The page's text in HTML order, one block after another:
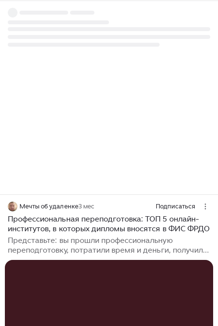
Мечты об удаленке3 мес Подписаться
Профессиональная переподготовка: ТОП 5 онлайн-
институтов, в которых дипломы вносятся в ФИС ФРДО
Представьте: вы прошли профессиональную
переподготовку, потратили время и деньги, получили
диплом на руки. Приходите к новому работодателю, а